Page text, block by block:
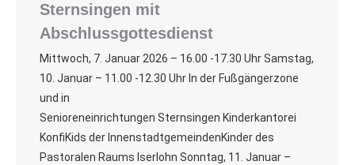
Sternsingen mit
Abschlussgottesdienst
Mittwoch, 7. Januar 2026 – 16.00 -17.30 Uhr Samstag,
10. Januar – 11.00 -12.30 Uhr In der Fußgängerzone
und in
Senioreneinrichtungen Sternsingen Kinderkantorei
KonfiKids der InnenstadtgemeindenKinder des
Pastoralen Raums Iserlohn Sonntag, 11. Januar –